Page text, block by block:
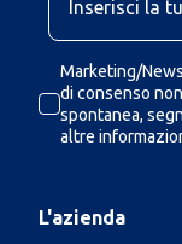
Marketing/
di consenso
spontanea,
altre
L'azienda